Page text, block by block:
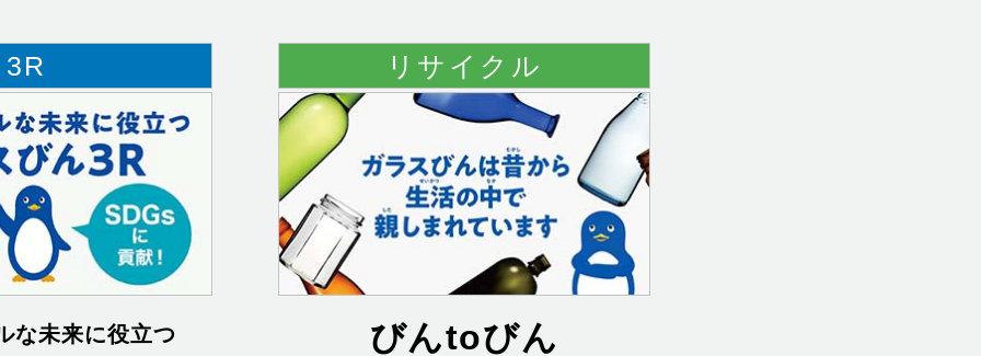
3R
な未来に役立つ
リサイクル
びんtoびん